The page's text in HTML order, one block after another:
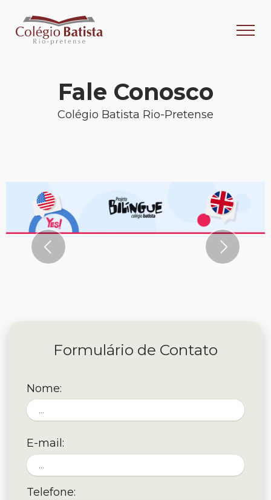
Fale Conosco
Colégio Batista Rio-Pretense
Previous Next
Formulário de Contato
Nome:
E-mail:
Telefone: